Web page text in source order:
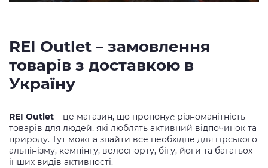
REI Outlet – замовлення
товарів з доставкою в
Україну
REI Outlet – це магазин, що пропонує різноманітність
товарів для людей, які люблять активний відпочинок та
природу. Тут можна знайти все необхідне для гірського
альпінізму, кемпінгу, велоспорту, бігу, йоги та багатьох
інших видів активності.